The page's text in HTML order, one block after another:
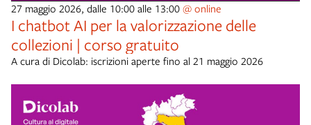
27 maggio 2026, dalle 10:00 alle 13:00 @ online
I chatbot AI per la valorizzazione delle
collezioni | corso gratuito
A cura di Dicolab: iscrizioni aperte fino al 21 maggio 2026